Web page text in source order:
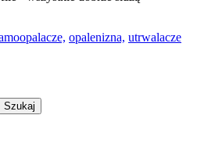
opalenizna, utrwalacze